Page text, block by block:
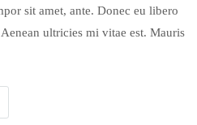
sit amet, ante. Donec eu libero
ultricies mi vitae est. Mauris